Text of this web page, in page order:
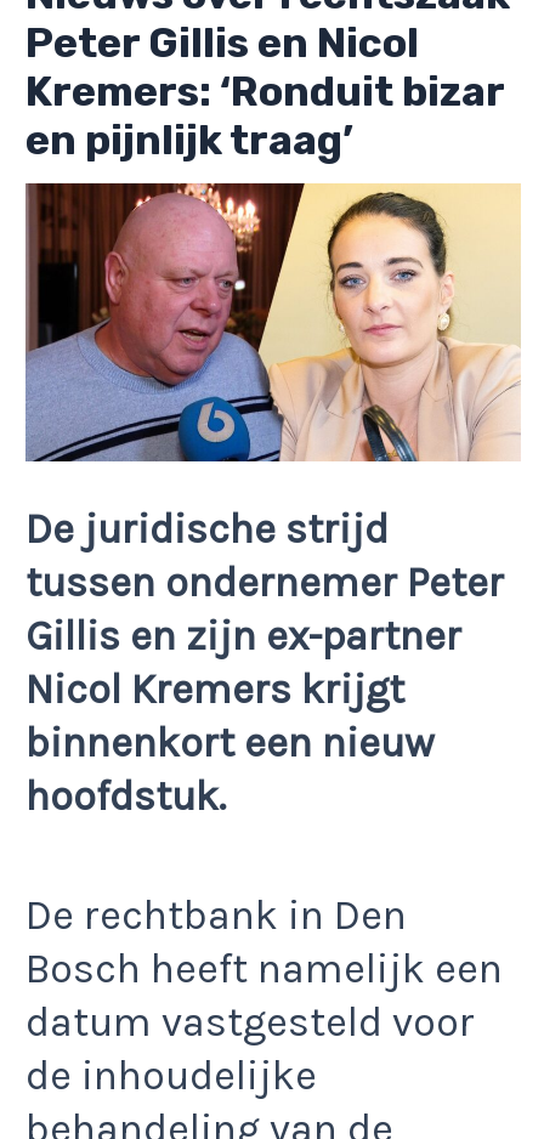
Peter Gillis en Nicol
Kremers: ‘Ronduit bizar
en pijnlijk traag’
De juridische strijd
tussen ondernemer Peter
Gillis en zijn ex-partner
Nicol Kremers krijgt
binnenkort een nieuw
hoofdstuk.
De rechtbank in Den
Bosch heeft namelijk een
datum vastgesteld voor
de inhoudelijke